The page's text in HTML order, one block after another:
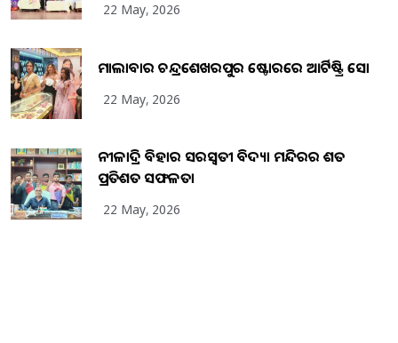
22 May, 2026
ମାଲାବାର ଚନ୍ଦ୍ରଶେଖରପୁର ଷ୍ଟୋରରେ ଆର୍ଟିଷ୍ଟ୍ରି ସୋ
22 May, 2026
ନୀଳାଦ୍ରି ବିହାର ସରସ୍ୱତୀ ବିଦ୍ୟା ମନ୍ଦିରର ଶତ
ପ୍ରତିଶତ ସଫଳତା
22 May, 2026